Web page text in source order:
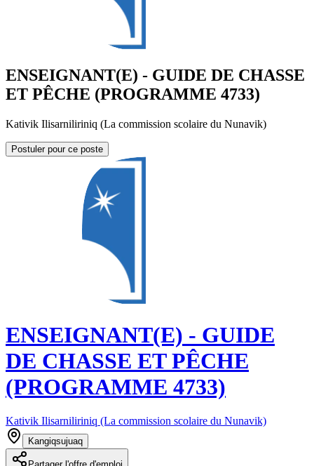
ENSEIGNANT(E) - GUIDE DE CHASSE
ET PÊCHE (PROGRAMME 4733)
Kativik Ilisarniliriniq (La commission scolaire du Nunavik)
Postuler pour ce poste
ENSEIGNANT(E) - GUIDE
DE CHASSE ET PÊCHE
(PROGRAMME 4733)
Kativik Ilisarniliriniq (La commission scolaire du Nunavik)
Kangiqsujuaq